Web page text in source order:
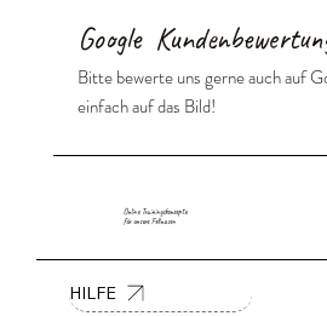
HILFE
Google
Bitte bewerte uns gerne auch auf
einfach auf das Bild!
Online Trainingskonzepte
für unsere Fellnasen